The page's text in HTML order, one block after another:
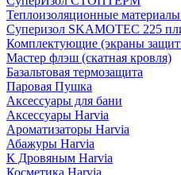
Теплоизоляционные
Суперизол SKAMOTEC 225
Комплектующие (экраны
Мастер флэш (скатная кровля)
Базальтовая термозащита
Паровая Пушка
Аксессуары для бани
Аксессуары Harvia
Ароматизаторы Harvia
Абажуры Harvia
К Дровяным Harvia
Косметика Harvia